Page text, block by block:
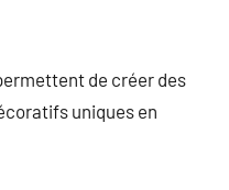
de créer des
uniques en